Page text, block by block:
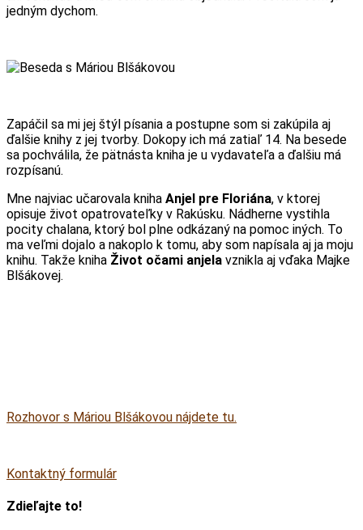
jedným dychom.
Zapáčil sa mi jej štýl písania a postupne som si zakúpila aj
ďalšie knihy z jej tvorby. Dokopy ich má zatiaľ 14. Na besede
sa pochválila, že pätnásta kniha je u vydavateľa a ďalšiu má
rozpísanú.
Mne najviac učarovala kniha Anjel pre Floriána, v ktorej
opisuje život opatrovateľky v Rakúsku. Nádherne vystihla
pocity chalana, ktorý bol plne odkázaný na pomoc iných. To
ma veľmi dojalo a nakoplo k tomu, aby som napísala aj ja moju
knihu. Takže kniha Život očami anjela vznikla aj vďaka Majke
Blšákovej.
Rozhovor s Máriou Blšákovou nájdete tu.
Kontaktný formulár
Zdieľajte to!